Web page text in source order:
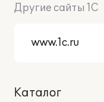
Другие сайты 1С
Каталог